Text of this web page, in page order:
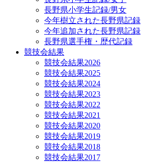
長野県小学生記録/男女
今年樹立された長野県記録
今年追加された長野県記録
長野県選手権・歴代記録
競技会結果
競技会結果2026
競技会結果2025
競技会結果2024
競技会結果2023
競技会結果2022
競技会結果2021
競技会結果2020
競技会結果2019
競技会結果2018
競技会結果2017